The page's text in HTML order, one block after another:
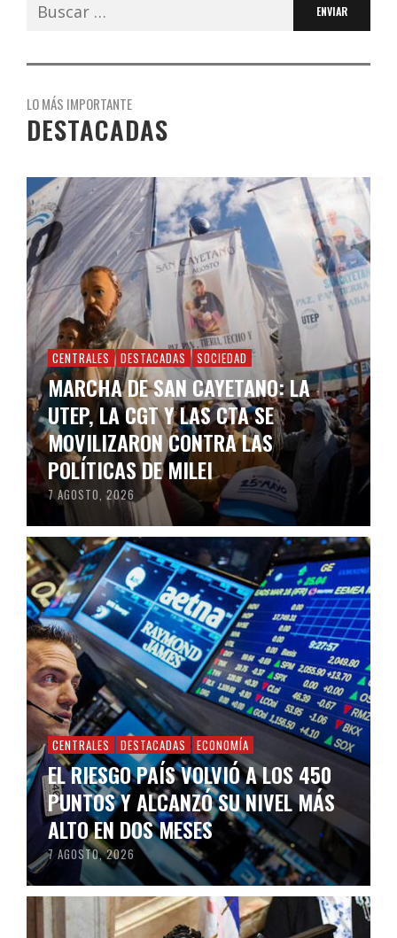
LO MÁS IMPORTANTE
DESTACADAS
CENTRALES DESTACADAS SOCIEDAD
MARCHA DE SAN CAYETANO: LA
UTEP, LA CGT Y LAS CTA SE
MOVILIZARON CONTRA LAS
POLÍTICAS DE MILEI
7 AGOSTO, 2026
CENTRALES DESTACADAS ECONOMÍA
EL RIESGO PAÍS VOLVIÓ A LOS 450
PUNTOS Y ALCANZÓ SU NIVEL MÁS
ALTO EN DOS MESES
7 AGOSTO, 2026